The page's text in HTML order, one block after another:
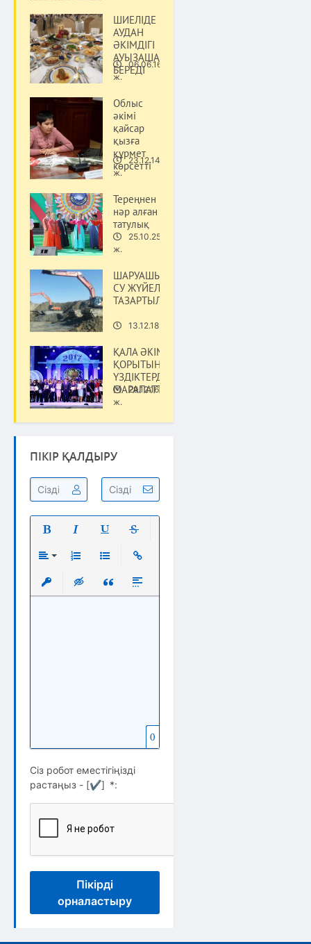
ШИЕЛІДЕ
АУДАН
ӘКІМДІГІ
АУЫЗАШАР
БЕРЕДІ06.06.16
ж.
Облыс
әкімі
қайсар
қызға
құрмет
көрсетті
23.12.14
ж.
Тереңнен
нәр алған
татулық
25.10.25
ж.
ШАРУАШЫЛЫҚТАРДАҒЫ
СУ ЖҮЙЕЛЕРІ
ТАЗАРТЫЛДЫ
13.12.18 ж.
ҚАЛА ӘКІМІНІҢ ЖЫЛ
ҚОРЫТЫНДЫСЫМЕН
ҮЗДІКТЕРДІ
МАРАПАТТАДЫ
29.12.16
ж.
ПІКІР ҚАЛДЫРУ
Вставить защищенную ссылку
Вставка скрытого текста
Вставка цитаты
Вставка спойлера
0
Сіз робот еместігіңізді
растаңыз - [✔] *:
Пікірді
орналастыру